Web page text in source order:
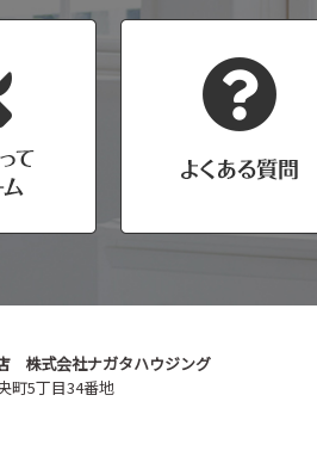
株式会社ナガタハウジング
町5丁目34番地